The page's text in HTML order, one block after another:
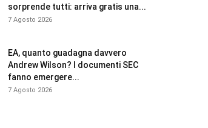
sorprende tutti: arriva gratis una...
7 Agosto 2026
EA, quanto guadagna davvero
Andrew Wilson? I documenti SEC
fanno emergere...
7 Agosto 2026